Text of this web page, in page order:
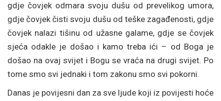
gdje čovjek odmara svoju dušu od prevelikog umora,
gdje čovjek čisti svoju dušu od teške zagađenosti, gdje
čovjek nalazi tišinu od užasne galame, gdje se čovjek
sjeća odakle je došao i kamo treba ići – od Boga je
došao na ovaj svijet i Bogu se vraća na drugi svijet. Po
tome smo svi jednaki i tom zakonu smo svi pokorni.
Danas je povijesni dan za sve ljude koji iz povijesti hoće